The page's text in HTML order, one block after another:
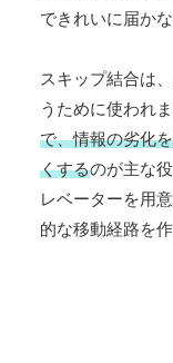
できれいに届か
スキップ結合は
うために使われま
で、情報の劣化
くするのが主な
レベーターを用
的な移動経路を